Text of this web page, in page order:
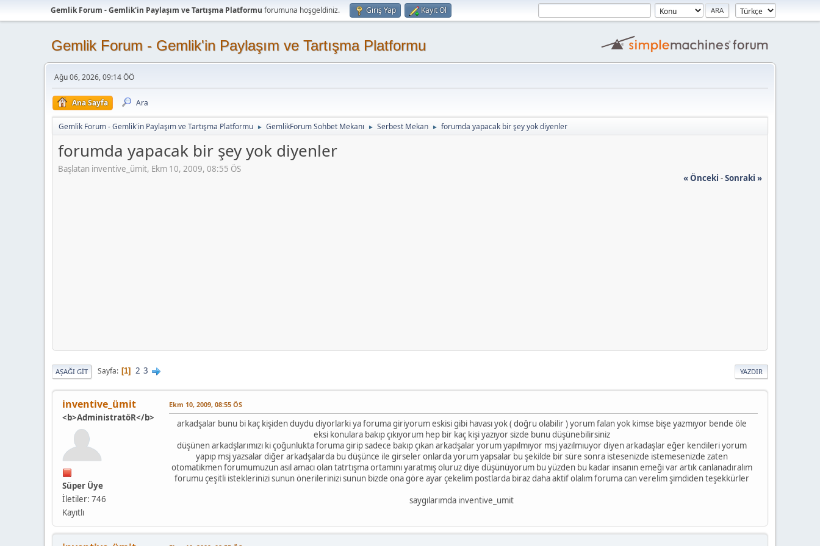
Gemlik Forum - Gemlik'in Paylaşım ve Tartışma Platformu forumuna hoşgeldiniz. Giriş Yap Kayıt Ol
Gemlik Forum - Gemlik'in Paylaşım ve Tartışma Platformu
Ağu 06, 2026, 09:14 ÖÖ
Ana Sayfa Ara
Gemlik Forum - Gemlik'in Paylaşım ve Tartışma Platformu ► GemlikForum Sohbet Mekanı ► Serbest Mekan ► forumda yapacak bir şey yok diyenler
forumda yapacak bir şey yok diyenler
Başlatan inventive_ümit, Ekm 10, 2009, 08:55 ÖS
« Önceki -Sonraki »
YAZDIR
AŞAĞI GIT Sayfa 1 2 3
inventive_ümit
<b>AdministratöR</b>
Süper Üye
İletiler: 746
Kayıtlı
Ekm 10, 2009, 08:55 ÖS
arkadşalar bunu bi kaç kişiden duydu diyorlarki ya foruma giriyorum eskisi gibi havası yok ( doğru olabilir ) yorum falan yok kimse bişe yazmıyor bende öle
eksi konulara bakıp çıkıyorum hep bir kaç kişi yazıyor sizde bunu düşünebilirsiniz
düşünen arkadşlarımızı ki çoğunlukta foruma girip sadece bakıp çıkan arkadşalar yorum yapılmıyor msj yazılmıuyor diyen arkadaşlar eğer kendileri yorum
yapıp msj yazsalar diğer arkadşalarda bu düşünce ile girseler onlarda yorum yapsalar bu şekilde bir süre sonra istesenizde istemesenizde zaten
otomatikmen forumumuzun asıl amacı olan tatrtışma ortamını yaratmış oluruz diye düşünüyorum bu yüzden bu kadar insanın emeği var artık canlanadıralım
forumu çeşitli isteklerinizi sunun önerilerinizi sunun bizde ona göre ayar çekelim postlarda biraz daha aktif olalım foruma can verelim şimdiden teşekkürler
saygılarımda inventive_umit